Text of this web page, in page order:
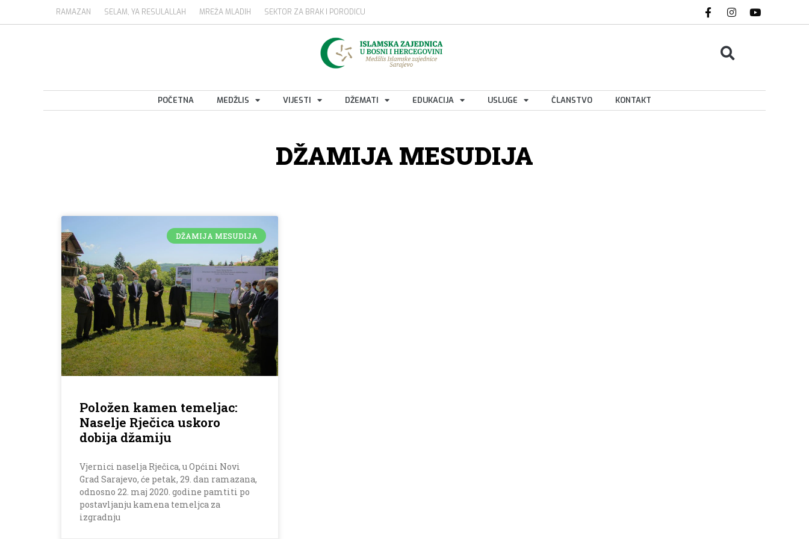
RAMAZAN SELAM, YA RESULALLAH MREŽA MLADIH SEKTOR ZA BRAK I PORODICU
POČETNA MEDŽLIS VIJESTI DŽEMATI EDUKACIJA USLUGE ČLANSTVO KONTAKT
DŽAMIJA MESUDIJA
DŽAMIJA MESUDIJA
Položen kamen temeljac:
Naselje Rječica uskoro
dobija džamiju
Vjernici naselja Rječica, u Općini Novi
Grad Sarajevo, će petak, 29. dan ramazana,
odnosno 22. maj 2020. godine pamtiti po
postavljanju kamena temeljca za
izgradnju